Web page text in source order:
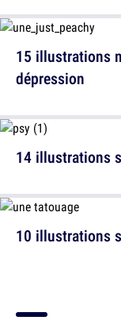
15 illustrations
dépression
10 illustrations
14 illustrations